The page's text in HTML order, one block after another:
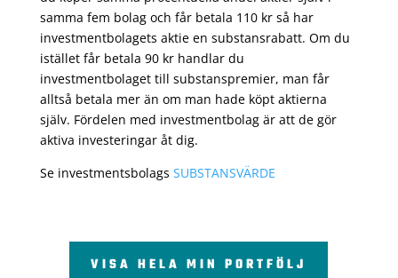
samma fem bolag och får betala 110 kr så har
investmentbolagets aktie en substansrabatt. Om du
istället får betala 90 kr handlar du
investmentbolaget till substanspremier, man får
alltså betala mer än om man hade köpt aktierna
själv. Fördelen med investmentbolag är att de gör
aktiva investeringar åt dig.
Se investmentsbolags SUBSTANSVÄRDE
VISA HELA MIN PORTFÖLJ